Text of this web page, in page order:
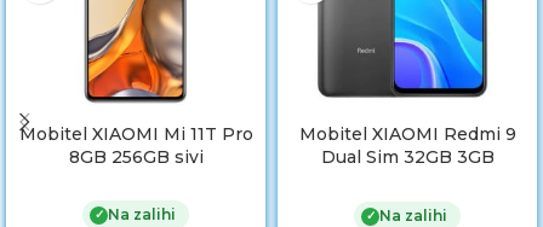
Mobitel XIAOMI Mi 11T Pro
8GB 256GB sivi
✓ Na zalihi
Mobitel XIAOMI Redmi 9
Dual Sim 32GB 3GB
✓ Na zalihi